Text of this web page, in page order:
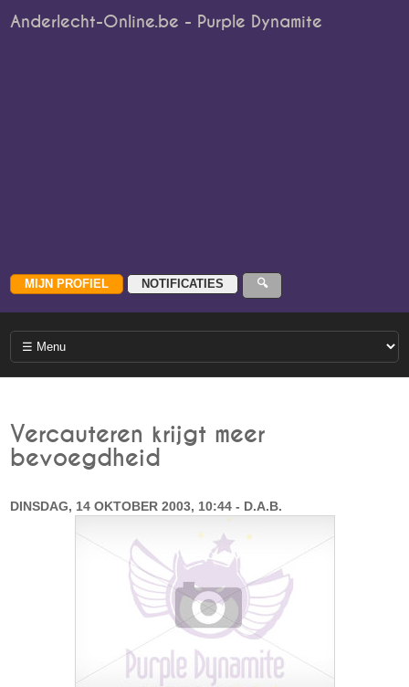
Anderlecht-Online.be - Purple Dynamite
Vercauteren krijgt meer
bevoegdheid
DINSDAG, 14 OKTOBER 2003, 10:44 - D.A.B.